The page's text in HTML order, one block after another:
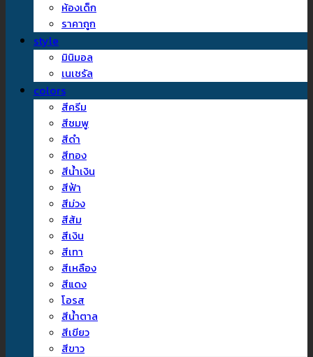
ห้องเด็ก
ราคาถูก
style
มินิมอล
เนเชรัล
colors
สีครีม
สีชมพู
สีดำ
สีทอง
สีน้ำเงิน
สีฟ้า
สีม่วง
สีส้ม
สีเงิน
สีเทา
สีเหลือง
สีแดง
โอรส
สีน้ำตาล
สีเขียว
สีขาว